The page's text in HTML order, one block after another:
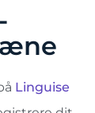
Linguise